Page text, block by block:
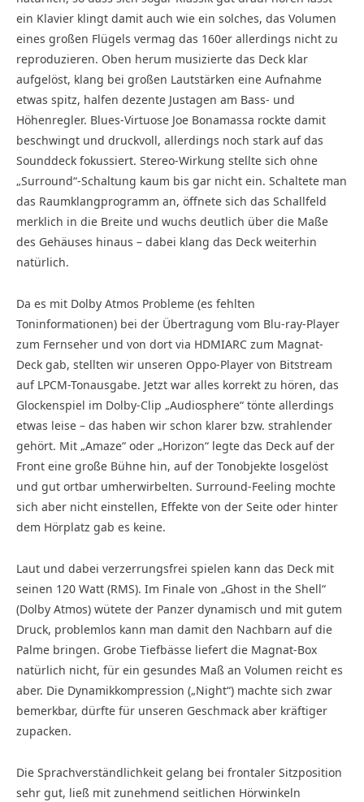
ein Klavier klingt damit auch wie ein solches, das Volumen
eines großen Flügels vermag das 160er allerdings nicht zu
reproduzieren. Oben herum musizierte das Deck klar
aufgelöst, klang bei großen Lautstärken eine Aufnahme
etwas spitz, halfen dezente Justagen am Bass- und
Höhenregler. Blues-Virtuose Joe Bonamassa rockte damit
beschwingt und druckvoll, allerdings noch stark auf das
Sounddeck fokussiert. Stereo-Wirkung stellte sich ohne
„Surround“-Schaltung kaum bis gar nicht ein. Schaltete man
das Raumklangprogramm an, öffnete sich das Schallfeld
merklich in die Breite und wuchs deutlich über die Maße
des Gehäuses hinaus – dabei klang das Deck weiterhin
natürlich.
Da es mit Dolby Atmos Probleme (es fehlten
Toninformationen) bei der Übertragung vom Blu-ray-Player
zum Fernseher und von dort via HDMIARC zum Magnat-
Deck gab, stellten wir unseren Oppo-Player von Bitstream
auf LPCM-Tonausgabe. Jetzt war alles korrekt zu hören, das
Glockenspiel im Dolby-Clip „Audiosphere“ tönte allerdings
etwas leise – das haben wir schon klarer bzw. strahlender
gehört. Mit „Amaze“ oder „Horizon“ legte das Deck auf der
Front eine große Bühne hin, auf der Tonobjekte losgelöst
und gut ortbar umherwirbelten. Surround-Feeling mochte
sich aber nicht einstellen, Effekte von der Seite oder hinter
dem Hörplatz gab es keine.
Laut und dabei verzerrungsfrei spielen kann das Deck mit
seinen 120 Watt (RMS). Im Finale von „Ghost in the Shell“
(Dolby Atmos) wütete der Panzer dynamisch und mit gutem
Druck, problemlos kann man damit den Nachbarn auf die
Palme bringen. Grobe Tiefbässe liefert die Magnat-Box
natürlich nicht, für ein gesundes Maß an Volumen reicht es
aber. Die Dynamikkompression („Night“) machte sich zwar
bemerkbar, dürfte für unseren Geschmack aber kräftiger
zupacken.
Die Sprachverständlichkeit gelang bei frontaler Sitzposition
sehr gut, ließ mit zunehmend seitlichen Hörwinkeln